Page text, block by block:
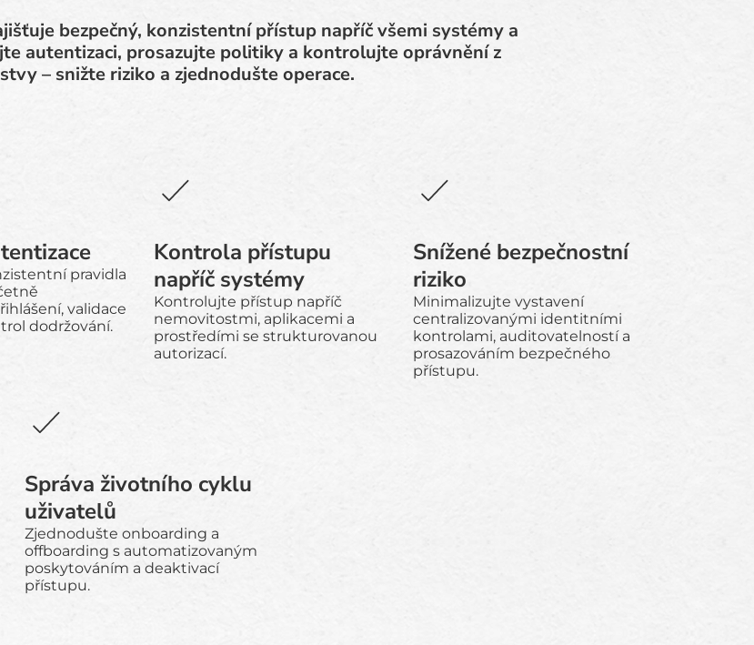
bezpečný, konzistentní přístup napříč všemi systémy a
autentizaci, prosazujte politiky a kontrolujte oprávnění z
– snižte riziko a zjednodušte operace.
pravidla
validace
dodržování.
Kontrola přístupu
napříč systémy
Kontrolujte přístup napříč
nemovitostmi, aplikacemi a
prostředími se strukturovanou
autorizací.
Snížené bezpečnostní
riziko
Minimalizujte vystavení
centralizovanými identitními
kontrolami, auditovatelností a
prosazováním bezpečného
přístupu.
Správa životního cyklu
uživatelů
Zjednodušte onboarding a
offboarding s automatizovaným
poskytováním a deaktivací
přístupu.